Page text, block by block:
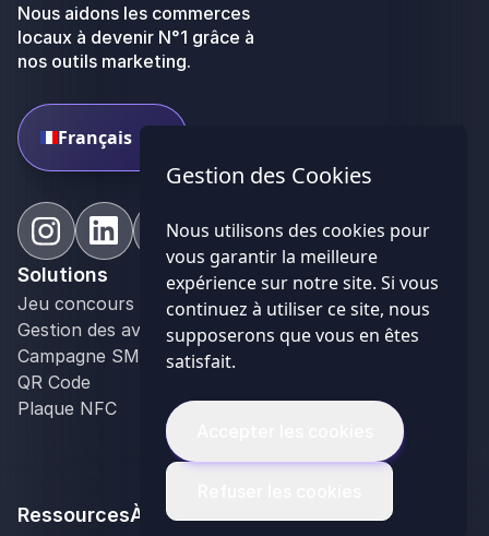
Nous aidons les commerces
locaux à devenir N°1 grâce à
nos outils marketing.
Français
Solutions
Jeu concours
Gestion des avis Google
Campagne SMS
QR Code
Plaque NFC
Domaines
Restaurant
Bar
Hôtellerie
Opticien
Réseau de franchise
RessourcesÀ propos
Gestion des Cookies
Nous utilisons des cookies pour
vous garantir la meilleure
expérience sur notre site. Si vous
continuez à utiliser ce site, nous
supposerons que vous en êtes
satisfait.